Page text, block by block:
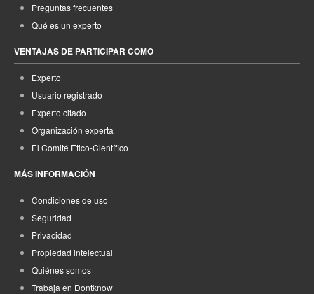
Preguntas frecuentes
Qué es un experto
VENTAJAS DE PARTICIPAR COMO
Experto
Usuario registrado
Experto citado
Organización experta
El Comité Ético-Científico
MÁS INFORMACIÓN
Condiciones de uso
Seguridad
Privacidad
Propiedad intelectual
Quiénes somos
Trabaja en Dontknow